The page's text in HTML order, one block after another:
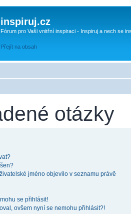
inspiruj.cz
Fórum pro Vaši vnitřní inspiraci - Inspiruj a nech se
Přejít na obsah
otázky
jméno objevilo v seznamu právě
se přihlásit!
ovšem nyní se nemohu přihlásit?!